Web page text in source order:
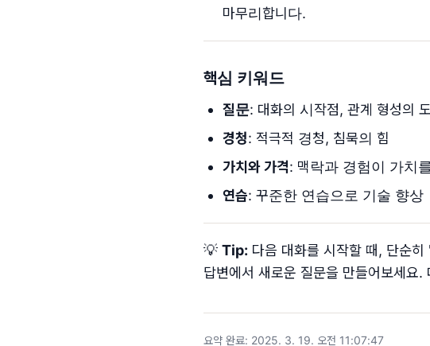
마무리합니다.
핵심 키워드
질문: 대화의 시작점, 관계 형성의
경청: 적극적 경청, 침묵의 힘
가치와 가격: 맥락과 경험이 가치
연습: 꾸준한 연습으로 기술 향상
💡 Tip: 다음 대화를 시작할 때, 단순
답변에서 새로운 질문을 만들어보세요
요약 완료: 2025. 3. 19. 오전 11:07:47